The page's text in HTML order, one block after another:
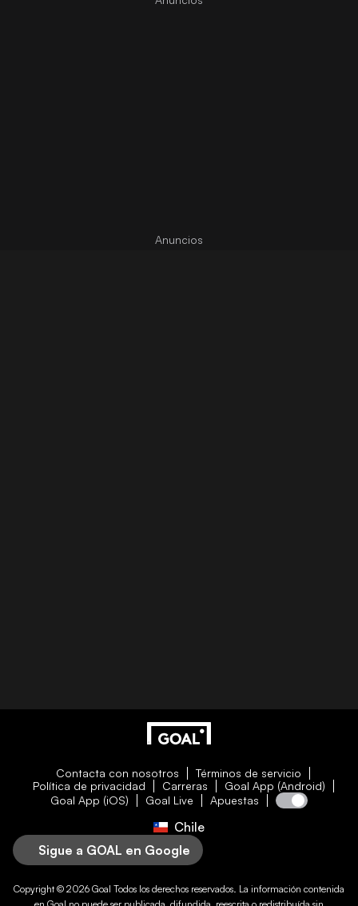
Contacta con nosotros
Términos de servicio
Política de privacidad
Carreras
Goal App (Android)
Goal App (iOS)
Goal Live Apuestas
Chile
Sigue a GOAL en Google
Copyright © 2026 Goal Todos los derechos reservados. La información contenida